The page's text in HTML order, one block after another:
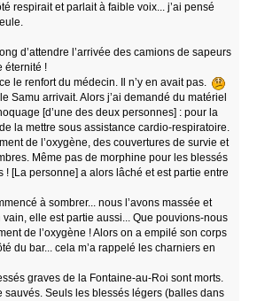
respirait et parlait à faible voix... j’ai pensé
d’attendre l’arrivée des camions de sapeurs
éternité !
le renfort du médecin. Il n’y en avait pas.
Samu arrivait. Alors j’ai demandé du matériel
[d’une des deux personnes] : pour la
la mettre sous assistance cardio-respiratoire.
de l’oxygène, des couvertures de survie et
Même pas de morphine pour les blessés
[La personne] a alors lâché et est partie entre
à sombrer... nous l’avons massée et
elle est partie aussi... Que pouvions-nous
de l’oxygène ! Alors on a empilé son corps
du bar... cela m’a rappelé les charniers en
graves de la Fontaine-au-Roi sont morts.
sauvés. Seuls les blessés légers (balles dans